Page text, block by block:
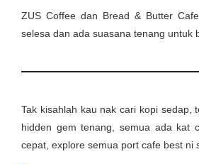
ZUS Coffee dan Bread & Butter
selesa dan ada suasana tenang untuk
Tak kisahlah kau nak cari kopi sedap,
hidden gem tenang, semua ada kat
cepat, explore semua port cafe best ni